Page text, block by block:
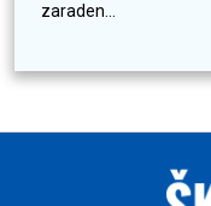
zaraden...